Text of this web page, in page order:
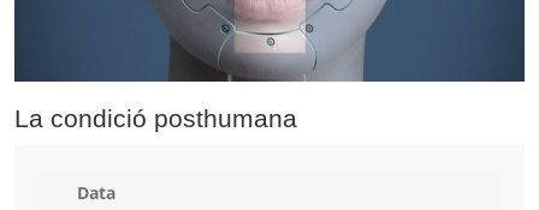
La condició posthumana
Data